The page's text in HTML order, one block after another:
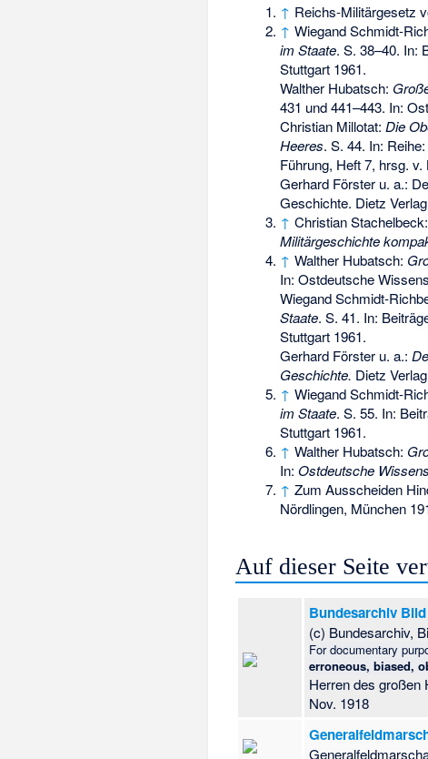
↑ Reichs-Militärgesetz
↑ Wiegand Schmidt-
im Staate. S. 38–40. In:
Stuttgart 1961.
Walther Hubatsch:
431 und 441–443. In:
Christian Millotat: Die
Heeres. S. 44. In:
Führung, Heft 7, hrsg.
Gerhard Förster u. a.:
Geschichte. Dietz
↑ Christian Stachelbeck:
Militärgeschichte
↑ Walther Hubatsch:
In: Ostdeutsche
Wiegand Schmidt-
Staate. S. 41. In:
Stuttgart 1961.
Gerhard Förster u. a.:
Geschichte. Dietz
↑ Wiegand Schmidt-
im Staate. S. 55. In:
Stuttgart 1961.
↑ Walther Hubatsch:
In: Ostdeutsche
↑ Zum Ausscheiden
Nördlingen, München
Auf dieser Seite
Bundesarchiv
(c) Bundesarchiv,
For documentary
erroneous, biased,
Herren des großen
Nov. 1918